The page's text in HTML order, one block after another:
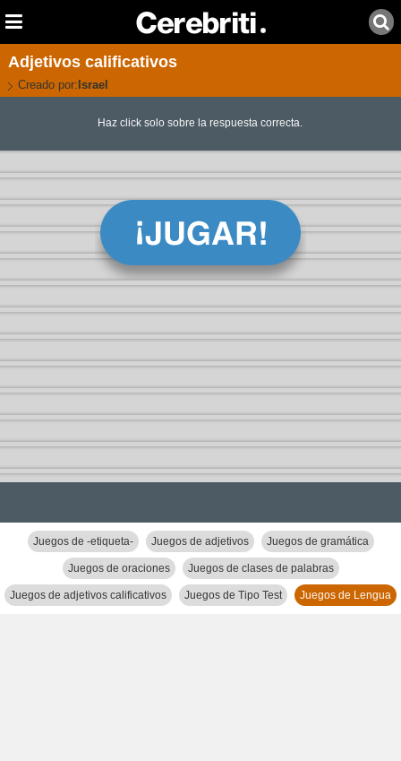
Adjetivos calificativos
Creado por: Israel
Haz click solo sobre la respuesta correcta.
Juegos de -etiqueta- Juegos de adjetivos Juegos de gramática
Juegos de oraciones Juegos de clases de palabras
Juegos de adjetivos calificativos Juegos de Tipo Test Juegos de Lengua